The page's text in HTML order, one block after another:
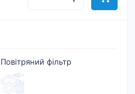
Повітряний фільтр